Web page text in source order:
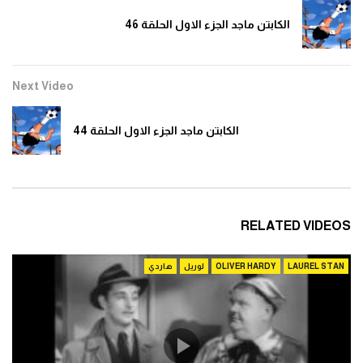
الكابتن ماجد الجزء الاول الحلقة 46
Next Video
الكابتن ماجد الجزء الاول الحلقة 44
RELATED VIDEOS
LAUREL STAN
OLIVER HARDY لوريل هاردي